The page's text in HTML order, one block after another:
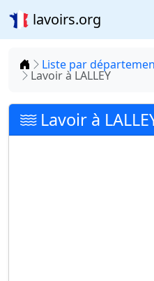
lavoirs.org
Accueil
Liste par
Lavoir à LALLEY
Lavoir à